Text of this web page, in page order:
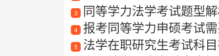
3 同等学力法学考试题型
4 报考同等学力申硕考试需要
5 法学在职研究生考试科